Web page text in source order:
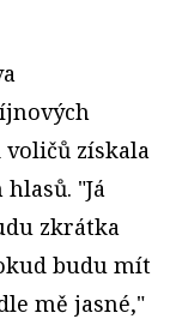
získala
"Já
zkrátka
budu mít
mě jasné,"